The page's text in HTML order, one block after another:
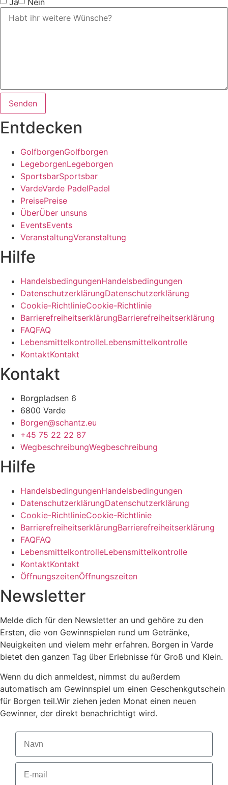
Senden
Entdecken
GolfborgenGolfborgen
LegeborgenLegeborgen
SportsbarSportsbar
VardeVarde PadelPadel
PreisePreise
ÜberÜber unsuns
EventsEvents
VeranstaltungVeranstaltung
Hilfe
HandelsbedingungenHandelsbedingungen
DatenschutzerklärungDatenschutzerklärung
Cookie-RichtlinieCookie-Richtlinie
BarrierefreiheitserklärungBarrierefreiheitserklärung
FAQFAQ
LebensmittelkontrolleLebensmittelkontrolle
KontaktKontakt
Kontakt
Borgpladsen 6
6800 Varde
Borgen@schantz.eu
+45 75 22 22 87
WegbeschreibungWegbeschreibung
Hilfe
HandelsbedingungenHandelsbedingungen
DatenschutzerklärungDatenschutzerklärung
Cookie-RichtlinieCookie-Richtlinie
BarrierefreiheitserklärungBarrierefreiheitserklärung
FAQFAQ
LebensmittelkontrolleLebensmittelkontrolle
KontaktKontakt
ÖffnungszeitenÖffnungszeiten
Newsletter
Melde dich für den Newsletter an und gehöre zu den
Ersten, die von Gewinnspielen rund um Getränke,
Neuigkeiten und vielem mehr erfahren. Borgen in Varde
bietet den ganzen Tag über Erlebnisse für Groß und Klein.
Wenn du dich anmeldest, nimmst du außerdem
automatisch am Gewinnspiel um einen Geschenkgutschein
für Borgen teil.Wir ziehen jeden Monat einen neuen
Gewinner, der direkt benachrichtigt wird.
Navn
E-Mail